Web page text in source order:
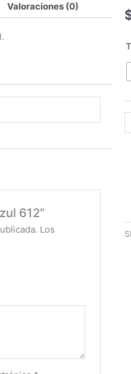
Valoraciones (0)
612”
Los